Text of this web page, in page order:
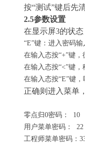
按“测试”键后先
2.5参数设置
在显示屏3的状
“E”键：进入密码
在输入态按“+”键
在输入态按“<”键，
在输入态按“E”键
正确则进入菜单
零点归0密码： 10
用户菜单密码： 22
工程师菜单密码：